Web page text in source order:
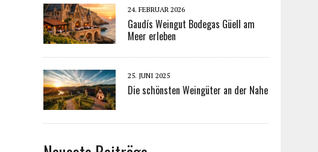
24. FEBRUAR 2026
Gaudís Weingut Bodegas Güell am
Meer erleben
25. JUNI 2025
Die schönsten Weingüter an der Nahe